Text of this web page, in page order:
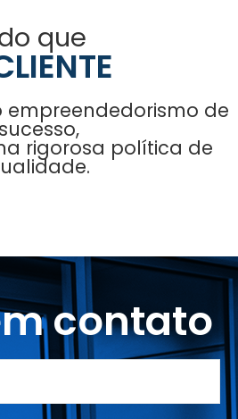
que
de
sucesso,
rigorosa política de
contato